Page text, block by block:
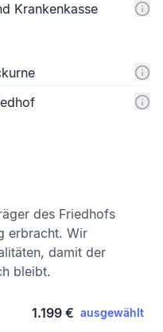
Krankenkasse
des Friedhofs
erbracht. Wir
damit der
bleibt.
1.199 € ausgewählt